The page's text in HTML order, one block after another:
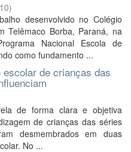
)
desenvolvido no Colégio
Telêmaco Borba, Paraná, na
Nacional Escola de
como fundamento ...
de crianças das
de forma clara e objetiva
de crianças das séries
desmembrados em duas
No ...